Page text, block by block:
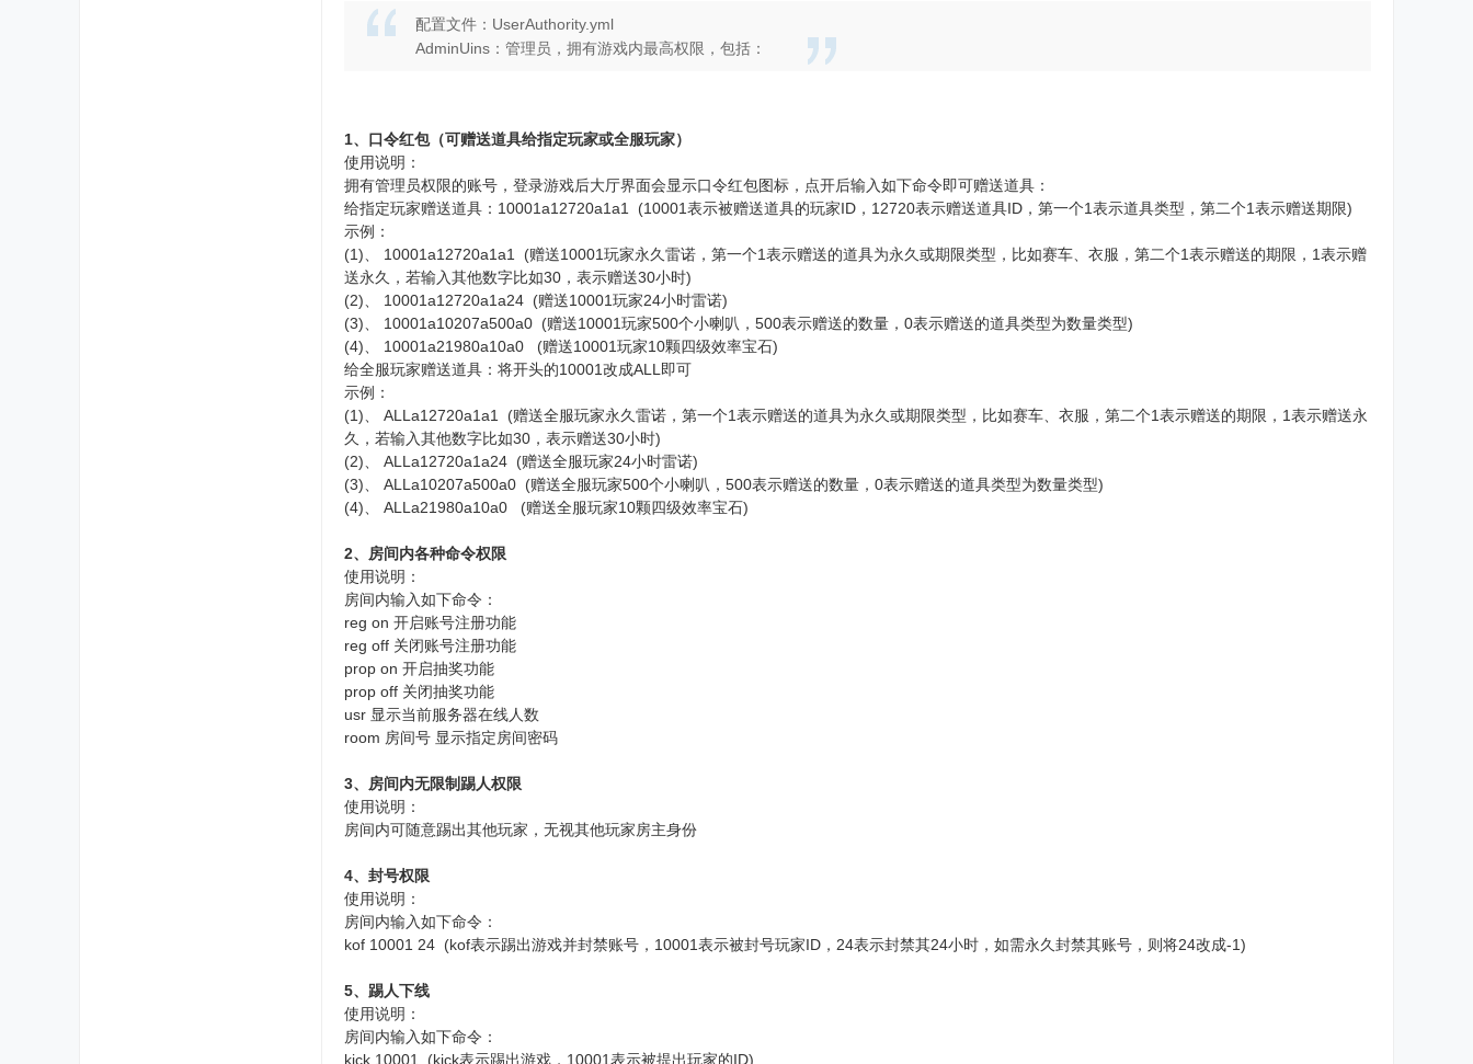
配置文件：UserAuthority.yml
AdminUins：管理员，拥有游戏内最高权限，包括：
1、口令红包（可赠送道具给指定玩家或全服玩家）
使用说明：
拥有管理员权限的账号，登录游戏后大厅界面会显示口令红包图标，点开后输入如下命令即可赠送道具：
给指定玩家赠送道具：10001a12720a1a1 (10001表示被赠送道具的玩家ID，12720表示赠送道具ID，第一个1表示道具类型，第二个1表示赠送期限)
示例：
(1)、 10001a12720a1a1 (赠送10001玩家永久雷诺，第一个1表示赠送的道具为永久或期限类型，比如赛车、衣服，第二个1表示赠送的期限，1表示赠
送永久，若输入其他数字比如30，表示赠送30小时)
(2)、 10001a12720a1a24 (赠送10001玩家24小时雷诺)
(3)、 10001a10207a500a0 (赠送10001玩家500个小喇叭，500表示赠送的数量，0表示赠送的道具类型为数量类型)
(4)、 10001a21980a10a0 (赠送10001玩家10颗四级效率宝石)
给全服玩家赠送道具：将开头的10001改成ALL即可
示例：
(1)、 ALLa12720a1a1 (赠送全服玩家永久雷诺，第一个1表示赠送的道具为永久或期限类型，比如赛车、衣服，第二个1表示赠送的期限，1表示赠送永
久，若输入其他数字比如30，表示赠送30小时)
(2)、 ALLa12720a1a24 (赠送全服玩家24小时雷诺)
(3)、 ALLa10207a500a0 (赠送全服玩家500个小喇叭，500表示赠送的数量，0表示赠送的道具类型为数量类型)
(4)、 ALLa21980a10a0 (赠送全服玩家10颗四级效率宝石)
2、房间内各种命令权限
使用说明：
房间内输入如下命令：
reg on 开启账号注册功能
reg off 关闭账号注册功能
prop on 开启抽奖功能
prop off 关闭抽奖功能
usr 显示当前服务器在线人数
room 房间号 显示指定房间密码
3、房间内无限制踢人权限
使用说明：
房间内可随意踢出其他玩家，无视其他玩家房主身份
4、封号权限
使用说明：
房间内输入如下命令：
kof 10001 24 (kof表示踢出游戏并封禁账号，10001表示被封号玩家ID，24表示封禁其24小时，如需永久封禁其账号，则将24改成-1)
5、踢人下线
使用说明：
房间内输入如下命令：
kick 10001 (kick表示踢出游戏，10001表示被提出玩家的ID)